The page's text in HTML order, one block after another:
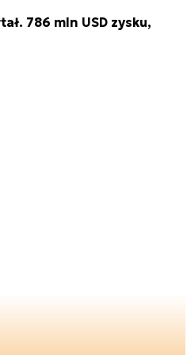
786 mln USD zysku,